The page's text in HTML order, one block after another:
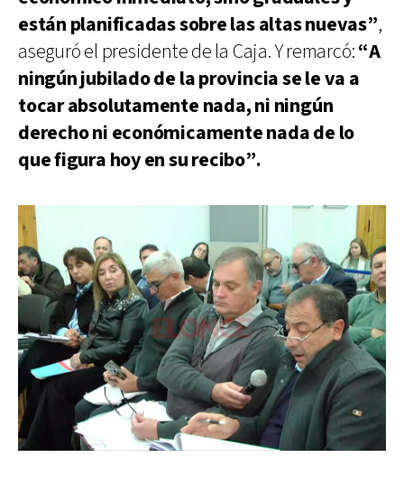
están planificadas sobre las altas nuevas”,
aseguró el presidente de la Caja. Y remarcó:“A
ningún jubilado de la provincia se le va a
tocar absolutamente nada, ni ningún
derecho ni económicamente nada de lo
que figura hoy en su recibo”.